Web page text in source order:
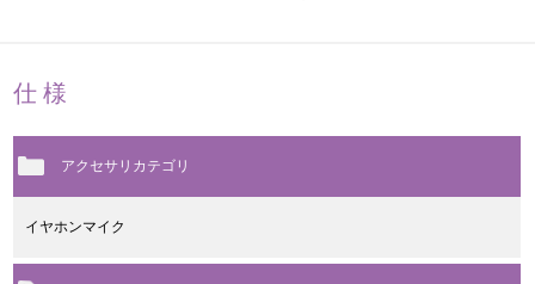
仕様
アクセサリカテゴリ
イヤホンマイク